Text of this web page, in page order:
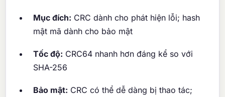
Mục đích: CRC dành cho phát hiện lỗi; hash
mật mã dành cho bảo mật
Tốc độ: CRC64 nhanh hơn đáng kể so với
SHA-256
Bảo mật: CRC có thể dễ dàng bị thao tác;